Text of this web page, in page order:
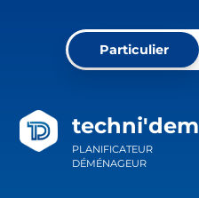
Particulier
techni'dem
PLANIFICATEUR
DÉMÉNAGEUR